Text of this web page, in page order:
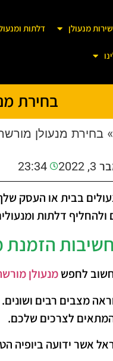
מנעולן דלתות
בחירת
» בחירת מנעולן
2022
23:34
בבית או העסק
ולהחליף דלתות
חשיבות הזמנת
לחפשמנעולן
מצבים רבים
לצרכים שלכם.
אשר ידועה ביופיה